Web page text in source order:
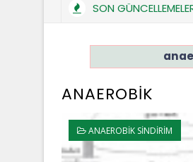
SON
ANAEROBİK
ANAEROBIK SINDIRIM